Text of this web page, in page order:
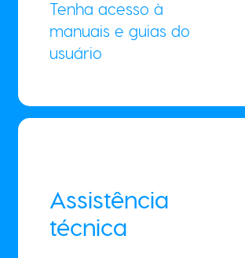
Tenha acesso à
manuais e guias do
usuário
Assistência
técnica